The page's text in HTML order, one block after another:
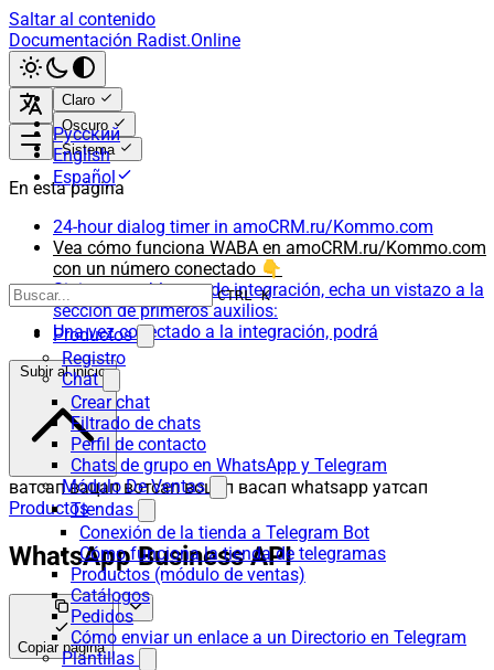
Saltar al contenido
Documentación Radist.Online
Claro
Oscuro
Sistema
Русский
English
Español
CTRL K
Productos
Registro
Chat
Crear chat
Filtrado de chats
Perfil de contacto
Chats de grupo en WhatsApp y Telegram
Módulo De Ventas
Tiendas
Conexión de la tienda a Telegram Bot
Cómo funciona la tienda de telegramas
Productos (módulo de ventas)
Catálogos
Pedidos
Cómo enviar un enlace a un Directorio en Telegram
Plantillas
En esta página
24-hour dialog timer in amoCRM.ru/Kommo.com
Vea cómo funciona WABA en amoCRM.ru/Kommo.com
con un número conectado 👇
Si tienes problemas de integración, echa un vistazo a la
sección de primeros auxilios:
Una vez conectado a la integración, podrá
Subir al inicio
ватсап вацап вотсап воцап васап whatsapp уатсап
Productos
WhatsApp Business API
Copiar página